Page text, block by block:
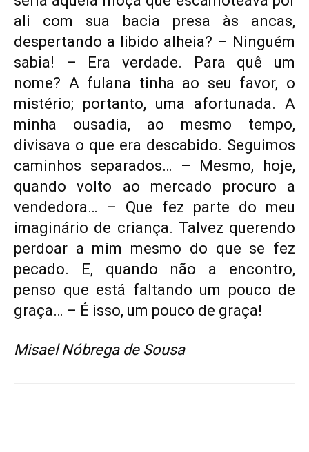
ali com sua bacia presa às ancas,
despertando a libido alheia? – Ninguém
sabia! – Era verdade. Para quê um
nome? A fulana tinha ao seu favor, o
mistério; portanto, uma afortunada. A
minha ousadia, ao mesmo tempo,
divisava o que era descabido. Seguimos
caminhos separados… – Mesmo, hoje,
quando volto ao mercado procuro a
vendedora… – Que fez parte do meu
imaginário de criança. Talvez querendo
perdoar a mim mesmo do que se fez
pecado. E, quando não a encontro,
penso que está faltando um pouco de
graça… – É isso, um pouco de graça!
Misael Nóbrega de Sousa